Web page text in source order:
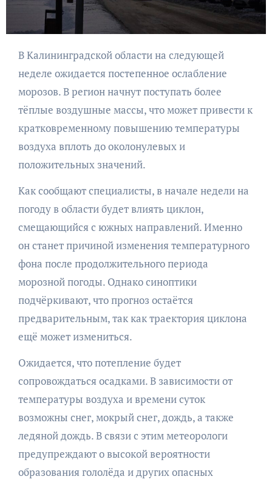
В Калининградской области на следующей
неделе ожидается постепенное ослабление
морозов. В регион начнут поступать более
тёплые воздушные массы, что может привести к
кратковременному повышению температуры
воздуха вплоть до околонулевых и
положительных значений.
Как сообщают специалисты, в начале недели на
погоду в области будет влиять циклон,
смещающийся с южных направлений. Именно
он станет причиной изменения температурного
фона после продолжительного периода
морозной погоды. Однако синоптики
подчёркивают, что прогноз остаётся
предварительным, так как траектория циклона
ещё может измениться.
Ожидается, что потепление будет
сопровождаться осадками. В зависимости от
температуры воздуха и времени суток
возможны снег, мокрый снег, дождь, а также
ледяной дождь. В связи с этим метеорологи
предупреждают о высокой вероятности
образования гололёда и других опасных